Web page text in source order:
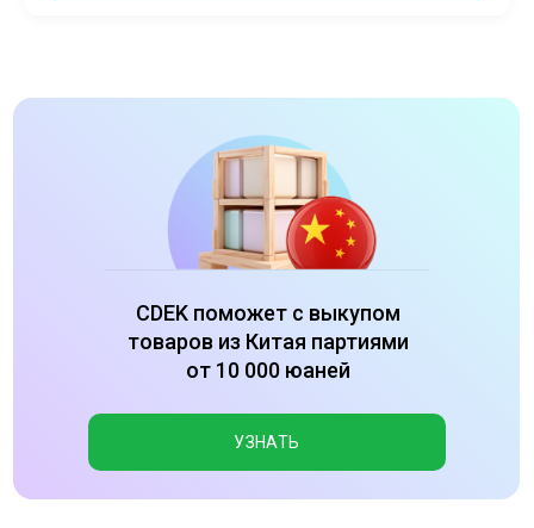
CDEK поможет с выкупом
товаров из Китая партиями
от 10 000 юаней
УЗНАТЬ